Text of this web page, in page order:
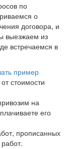
по
о
договора, и
выезжаем из
встречаемся в
пример
стоимости
на
его
прописанных